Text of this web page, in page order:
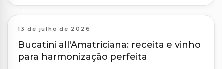
13 de julho de 2026
Bucatini all'Amatriciana: receita e vinho
para harmonização perfeita